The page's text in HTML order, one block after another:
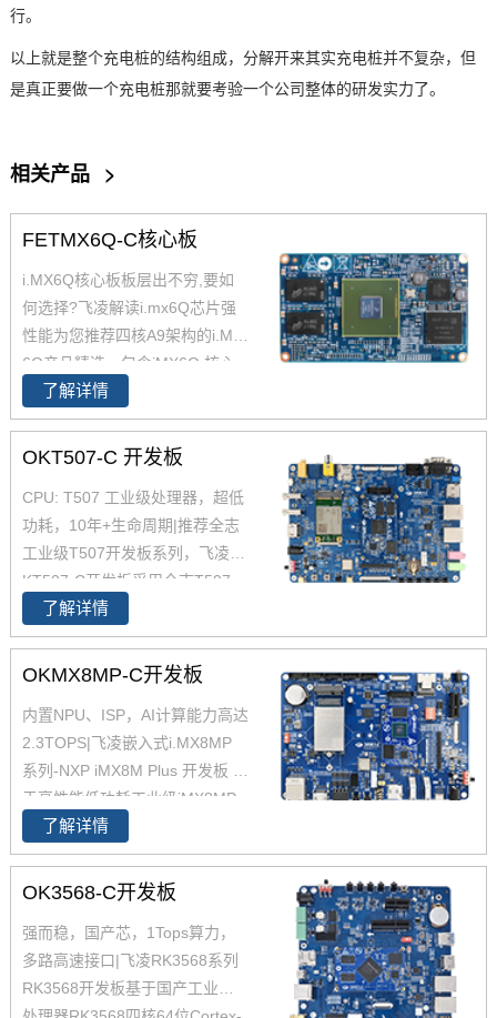
行。
以上就是整个充电桩的结构组成，分解开来其实充电桩并不复杂，但
是真正要做一个充电桩那就要考验一个公司整体的研发实力了。
相关产品 >
FETMX6Q-C核心板
i.MX6Q核心板板层出不穷,要如
何选择?飞凌解读i.mx6Q芯片强
性能为您推荐四核A9架构的i.MX
6Q产品精选，包含iMX6Q 核心
板、i.MX6Q 核心板、iMX6Q工
业级核心板，欢迎采购。 i.MX6
Q核心板基于NXP（原Freescal
处理器设计，核心板小尺寸核心
板搭配独特的薄款连接器，让设
计随心所欲！
了解详情
OKT507-C 开发板
CPU: T507 工业级处理器，超低
功耗，10年+生命周期|推荐全志
工业级T507开发板系列，飞凌O
KT507-C开发板采用全志T507
四核工业级处理器 T507设计开
发，Cortex-A53架构，工业级宽
温，性能强，低功耗，是一款高
的开发设计资料，提供产品规格
书，软硬件手册等，全志的T507
适用于车载电子、电力、医疗、
领域。
了解详情
OKMX8MP-C开发板
内置NPU、ISP，AI计算能力高达
2.3TOPS|飞凌嵌入式i.MX8MP
系列-NXP iMX8M Plus 开发板 基
于高性能低功耗工业级iMX8MP
核心板设计，支持多种多种高速
通信接口。iMX8MP开发板内置N
PU，AI计算能力2.3TOPS，支持
P），是一款支持LinuxQT/andro
id操作系统的iMX8MP开发板。
了解详情
OK3568-C开发板
强而稳，国产芯，1Tops算力，
多路高速接口|飞凌RK3568系列
RK3568开发板基于国产工业级AI